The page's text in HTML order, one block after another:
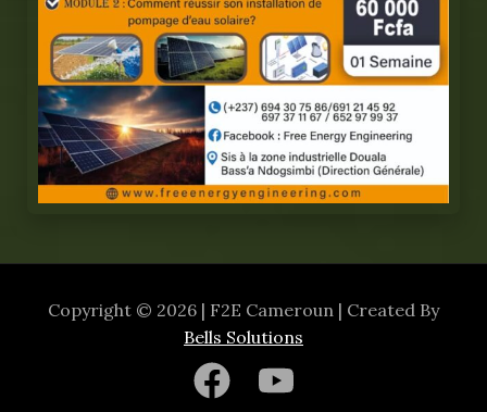
Copyright © 2026 | F2E Cameroun | Created By
Bells Solutions